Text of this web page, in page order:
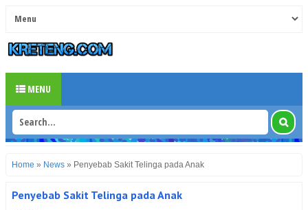
MENU
Home » News » Penyebab Sakit Telinga pada Anak
Penyebab Sakit Telinga pada Anak